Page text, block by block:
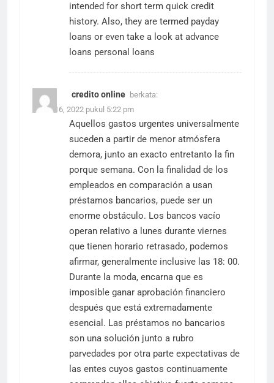
intended for short term quick credit
history. Also, they are termed payday
loans or even take a look at advance
loans personal loans
credito online berkata:
Maret 16, 2022 pukul 5:22 pm
Aquellos gastos urgentes universalmente
suceden a partir de menor atmósfera
demora, junto an exacto entretanto la fin
porque semana. Con la finalidad de los
empleados en comparación a usan
préstamos bancarios, puede ser un
enorme obstáculo. Los bancos vacío
operan relativo a lunes durante viernes
que tienen horario retrasado, podemos
afirmar, generalmente inclusive las 18: 00.
Durante la moda, encarna que es
imposible ganar aprobación financiero
después que está extremadamente
esencial. Las préstamos no bancarios
son una solución junto a rubro
parvedades por otra parte expectativas de
las entes cuyos gastos continuamente